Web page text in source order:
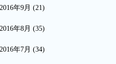
2016年9月 (21)
2016年8月 (35)
2016年7月 (34)